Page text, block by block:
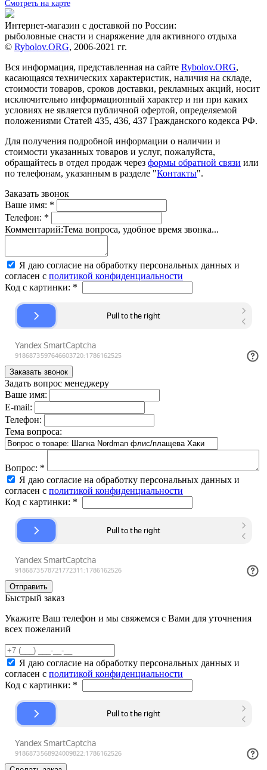
Смотреть на карте
Интернет-магазин с доставкой по России:
рыболовные снасти и снаряжение для активного отдыха
© Rybolov.ORG, 2006-2021 гг.
Вся информация, представленная на сайте Rybolov.ORG,
касающаяся технических характеристик, наличия на складе,
стоимости товаров, сроков доставки, рекламных акций, носит
исключительно информационный характер и ни при каких
условиях не является публичной офертой, определяемой
положениями Статей 435, 436, 437 Гражданского кодекса РФ.
Для получения подробной информации о наличии и
стоимости указанных товаров и услуг, пожалуйста,
обращайтесь в отдел продаж через формы обратной связи или
по телефонам, указанным в разделе "Контакты".
Заказать звонок
Ваше имя: *
Телефон: *
Комментарий:Тема вопроса, удобное время звонка...
Я даю согласие на обработку персональных данных и
согласен с политикой конфиденциальности
Код с картинки: *
Задать вопрос менеджеру
Ваше имя:
E-mail:
Телефон:
Тема вопроса:
Вопрос: *
Я даю согласие на обработку персональных данных и
согласен с политикой конфиденциальности
Код с картинки: *
Быстрый заказ
Укажите Ваш телефон и мы свяжемся с Вами для уточнения
всех пожеланий
Я даю согласие на обработку персональных данных и
согласен с политикой конфиденциальности
Код с картинки: *